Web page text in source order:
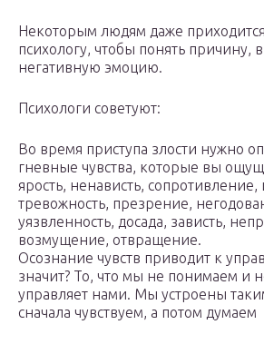
Некоторым людям даже
психологу, чтобы понять
негативную эмоцию.
Психологи советуют:
Во время приступа злости нужно
гневные чувства, которые вы
ярость, ненависть, сопротивление,
тревожность, презрение,
уязвленность, досада, зависть,
возмущение, отвращение.
Осознание чувств приводит к
значит? То, что мы не понимаем и
управляет нами. Мы устроены
сначала чувствуем, а потом думаем